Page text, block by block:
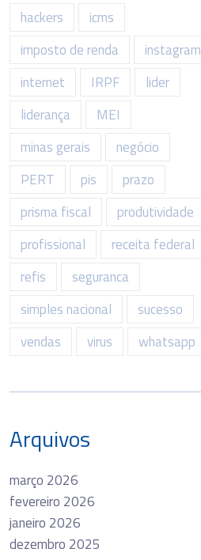
hackers
icms
imposto de renda
instagram
internet
IRPF
lider
liderança
MEI
minas gerais
negócio
PERT
pis
prazo
prisma fiscal
produtividade
profissional
receita federal
refis
seguranca
simples nacional
sucesso
vendas
virus whatsapp
Arquivos
março 2026
fevereiro 2026
janeiro 2026
dezembro 2025